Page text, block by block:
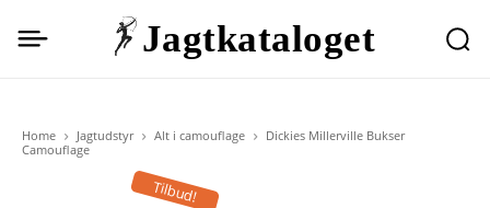
Jagtkataloget
Home Jagtudstyr Alt i camouflage
Dickies Millerville Bukser
Camouflage
Tilbud!